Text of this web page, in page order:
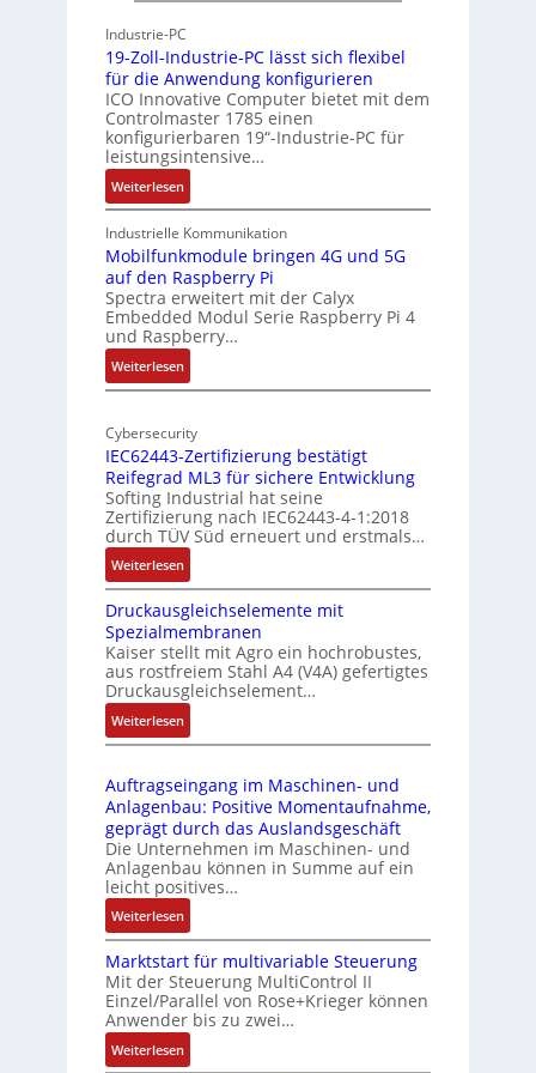
t
e
k
t
u
s
i
c
a
I
a
n
d
E
g
e
Industrie-PC
19-Zoll-Industrie-PC lässt sich flexibel
für die Anwendung konfigurieren
ICO Innovative Computer bietet mit dem
Controlmaster 1785 einen
konfigurierbaren 19“-Industrie-PC für
leistungsintensive…
Weiterlesen:
1
9
-
Z
o
l
l
-
I
d
u
t
r
i
e
-
P
C
l
ä
s
s
s
c
h
f
l
e
x
i
b
e
l
f
Industrielle Kommunikation
Mobilfunkmodule bringen 4G und 5G
auf den Raspberry Pi
Spectra erweitert mit der Calyx
Embedded Modul Serie Raspberry Pi 4
und Raspberry…
Weiterlesen:
M
b
i
f
u
n
k
m
o
d
u
l
e
b
r
n
e
n
4
G
u
n
d
5
G
a
Cybersecurity
IEC62443-Zertifizierung bestätigt
Reifegrad ML3 für sichere Entwicklung
Softing Industrial hat seine
Zertifizierung nach IEC62443-4-1:2018
durch TÜV Süd erneuert und erstmals…
Weiterlesen:
I
E
C
6
2
4
4
3
Z
e
r
t
i
i
e
r
n
Druckausgleichselemente mit
Spezialmembranen
Kaiser stellt mit Agro ein hochrobustes,
aus rostfreiem Stahl A4 (V4A) gefertigtes
Druckausgleichselement…
Weiterlesen:
D
u
c
k
a
u
s
g
l
e
i
c
h
s
Auftragseingang im Maschinen- und
Anlagenbau: Positive Momentaufnahme,
geprägt durch das Auslandsgeschäft
Die Unternehmen im Maschinen- und
Anlagenbau können in Summe auf ein
leicht positives…
Weiterlesen:
A
u
f
t
r
a
Marktstart für multivariable Steuerung
Mit der Steuerung MultiControl II
Einzel/Parallel von Rose+Krieger können
Anwender bis zu zwei…
Weiterlesen: